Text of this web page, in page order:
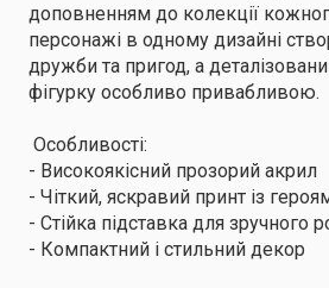
доповненням до колекції
персонажі в одному дизайні
дружби та пригод, а
фігурку особливо привабливою.
Особливості:
- Високоякісний прозорий акрил
- Чіткий, яскравий принт із
- Стійка підставка для зручного
- Компактний і стильний декор